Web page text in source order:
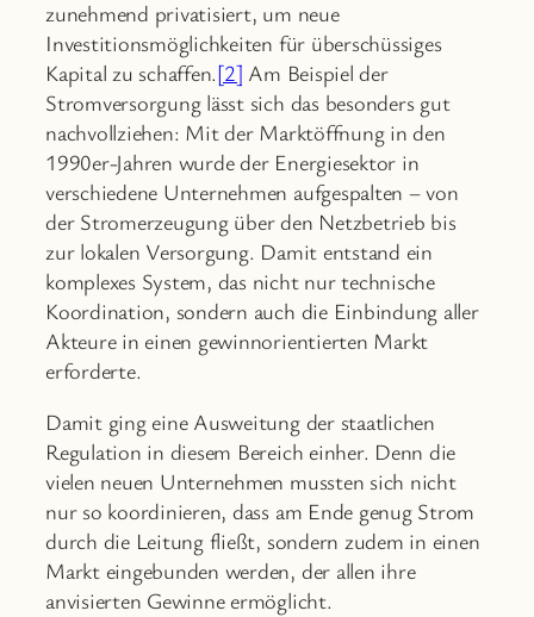
zunehmend privatisiert, um neue
Investitionsmöglichkeiten für überschüssiges
Kapital zu schaffen.[2] Am Beispiel der
Stromversorgung lässt sich das besonders gut
nachvollziehen: Mit der Marktöffnung in den
1990er-Jahren wurde der Energiesektor in
verschiedene Unternehmen aufgespalten – von
der Stromerzeugung über den Netzbetrieb bis
zur lokalen Versorgung. Damit entstand ein
komplexes System, das nicht nur technische
Koordination, sondern auch die Einbindung aller
Akteure in einen gewinnorientierten Markt
erforderte.
Damit ging eine Ausweitung der staatlichen
Regulation in diesem Bereich einher. Denn die
vielen neuen Unternehmen mussten sich nicht
nur so koordinieren, dass am Ende genug Strom
durch die Leitung fließt, sondern zudem in einen
Markt eingebunden werden, der allen ihre
anvisierten Gewinne ermöglicht.